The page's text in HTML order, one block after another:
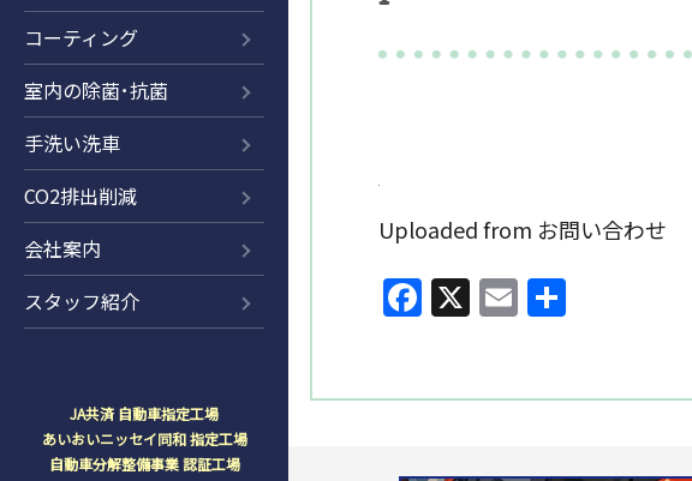
コーティング
室内の除菌･抗菌
手洗い洗車
CO2排出削減
会社案内
スタッフ紹介
JA共済 自動車指定工場
あいおいニッセイ同和 指定工場
自動車分解整備事業 認証工場
Uploaded from お問い合わせ
Facebook
X Email